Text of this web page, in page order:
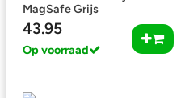
MagSafe Grijs
43.95
Op voorraad